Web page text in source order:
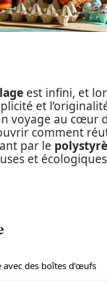
est infini, et
et
voyage au cœur
comment
par le
et
des boîtes d’œufs